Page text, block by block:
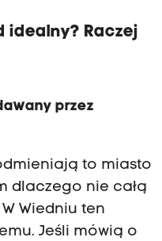
idealny? Raczej
przez
to miasto
dlaczego nie całą
Wiedniu ten
Jeśli mówią o